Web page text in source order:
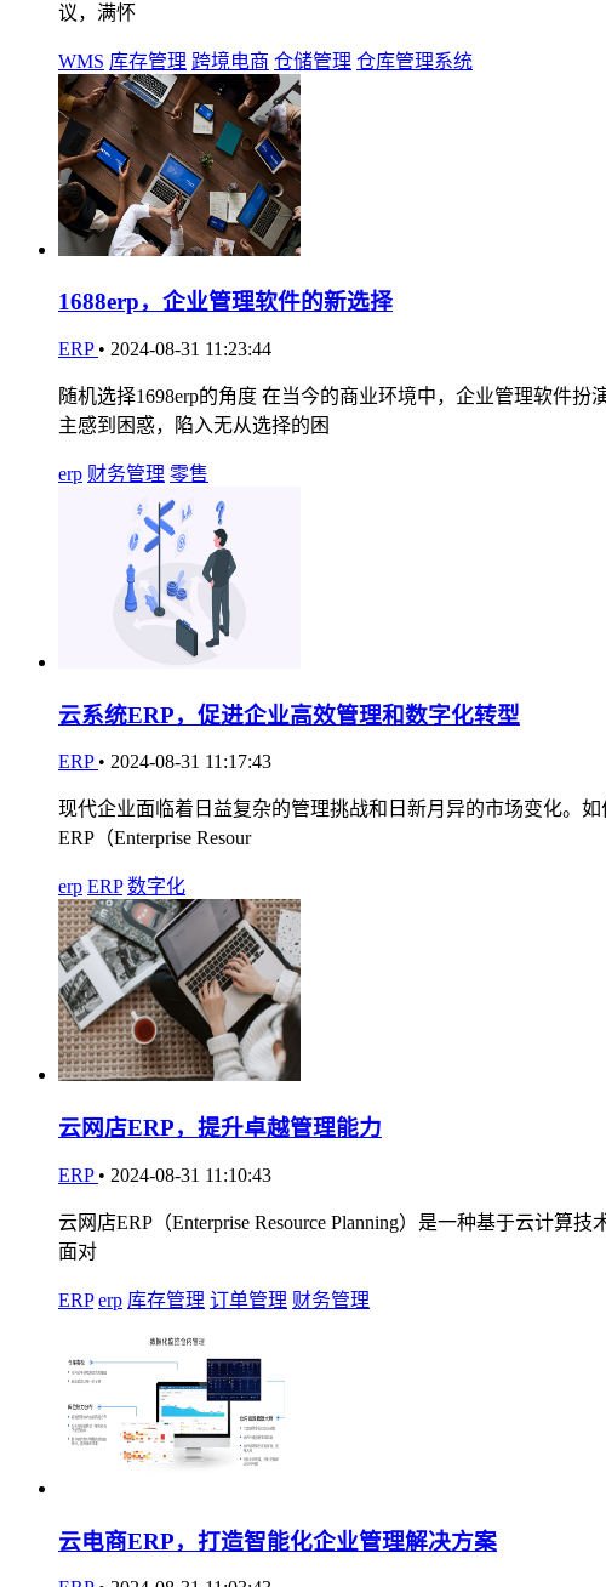
议，满怀
WMS 库存管理 跨境电商 仓储管理 仓库管理系统
1688erp，企业管理软件的新选择
ERP • 2024-08-31 11:23:44
随机选择1698erp的角度 在当今的商业环境中，企业管理软件
主感到困惑，陷入无从选择的困
erp 财务管理 零售
云系统ERP，促进企业高效管理和数字化转型
ERP • 2024-08-31 11:17:43
现代企业面临着日益复杂的管理挑战和日新月异的市场变化。
ERP（Enterprise Resour
erp ERP 数字化
云网店ERP，提升卓越管理能力
ERP • 2024-08-31 11:10:43
云网店ERP（Enterprise Resource Planning）是一种基于云计
面对
ERP erp 库存管理 订单管理 财务管理
云电商ERP，打造智能化企业管理解决方案